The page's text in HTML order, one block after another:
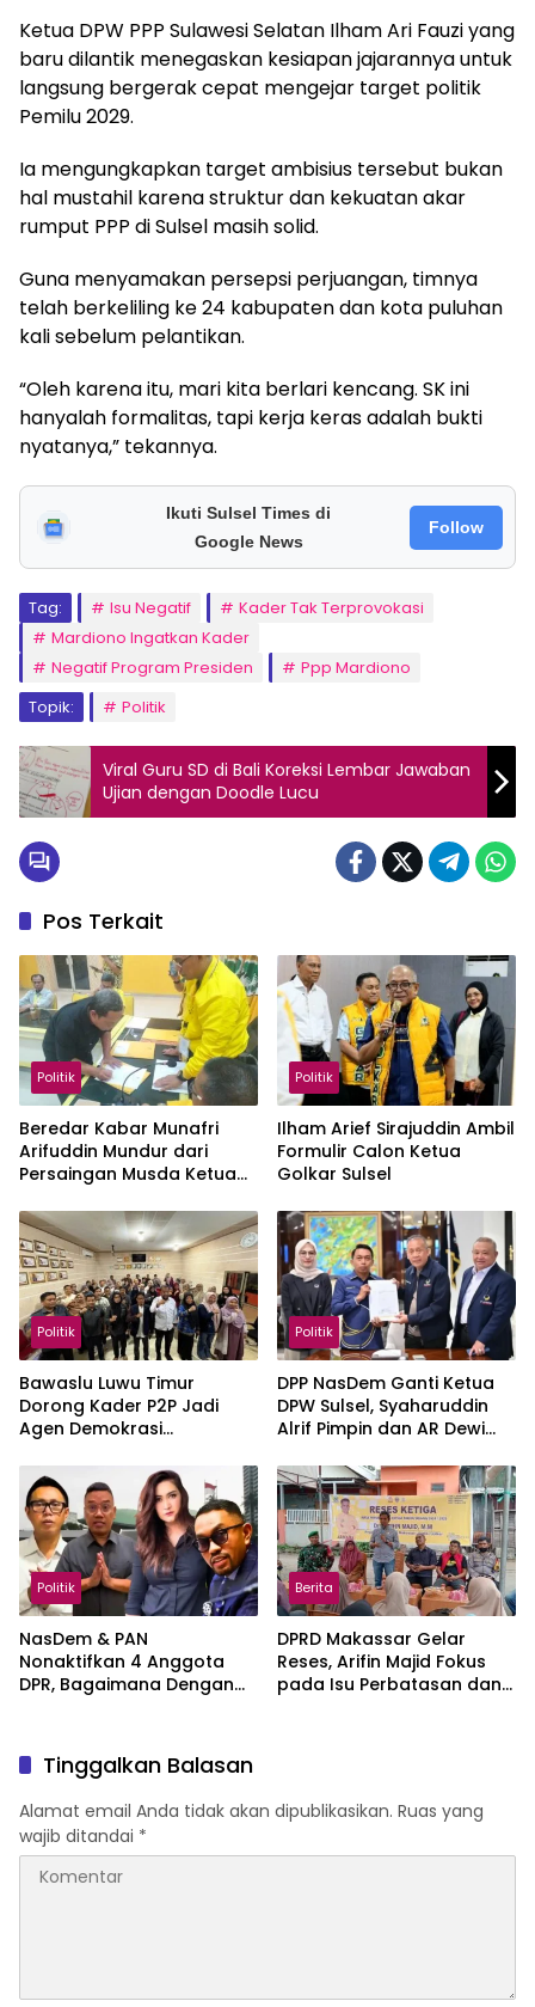
Ketua DPW PPP Sulawesi Selatan Ilham Ari Fauzi yang
baru dilantik menegaskan kesiapan jajarannya untuk
langsung bergerak cepat mengejar target politik
Pemilu 2029.
Ia mengungkapkan target ambisius tersebut bukan
hal mustahil karena struktur dan kekuatan akar
rumput PPP di Sulsel masih solid.
Guna menyamakan persepsi perjuangan, timnya
telah berkeliling ke 24 kabupaten dan kota puluhan
kali sebelum pelantikan.
“Oleh karena itu, mari kita berlari kencang. SK ini
hanyalah formalitas, tapi kerja keras adalah bukti
nyatanya,” tekannya.
Ikuti Sulsel Times di
Google News
Follow
Tag: Isu Negatif
Kader Tak Terprovokasi
Mardiono Ingatkan Kader
Negatif Program Presiden
Ppp Mardiono
Topik:
Politik
Viral Guru SD di Bali Koreksi Lembar Jawaban
Ujian dengan Doodle Lucu
Pos Terkait
Politik
Beredar Kabar Munafri
Arifuddin Mundur dari
Persaingan Musda Ketua
Politik
Ilham Arief Sirajuddin Ambil
Formulir Calon Ketua
Golkar Sulsel
Politik
Bawaslu Luwu Timur
Dorong Kader P2P Jadi
Agen Demokrasi
Politik
DPP NasDem Ganti Ketua
DPW Sulsel, Syaharuddin
Alrif Pimpin dan AR Dewi
Politik
NasDem & PAN
Nonaktifkan 4 Anggota
DPR, Bagaimana Dengan
Berita
DPRD Makassar Gelar
Reses, Arifin Majid Fokus
pada Isu Perbatasan dan
Tinggalkan Balasan
Alamat email Anda tidak akan dipublikasikan. Ruas yang
wajib ditandai *